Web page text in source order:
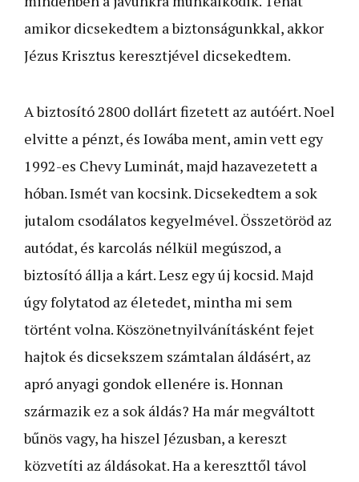
amikor dicsekedtem a biztonságunkkal, akkor
Jézus Krisztus keresztjével dicsekedtem.
A biztosító 2800 dollárt fizetett az autóért. Noel
elvitte a pénzt, és Iowába ment, amin vett egy
1992-es Chevy Luminát, majd hazavezetett a
hóban. Ismét van kocsink. Dicsekedtem a sok
jutalom csodálatos kegyelmével. Összetöröd az
autódat, és karcolás nélkül megúszod, a
biztosító állja a kárt. Lesz egy új kocsid. Majd
úgy folytatod az életedet, mintha mi sem
történt volna. Köszönetnyilvánításként fejet
hajtok és dicsekszem számtalan áldásért, az
apró anyagi gondok ellenére is. Honnan
származik ez a sok áldás? Ha már megváltott
bűnös vagy, ha hiszel Jézusban, a kereszt
közvetíti az áldásokat. Ha a kereszttől távol